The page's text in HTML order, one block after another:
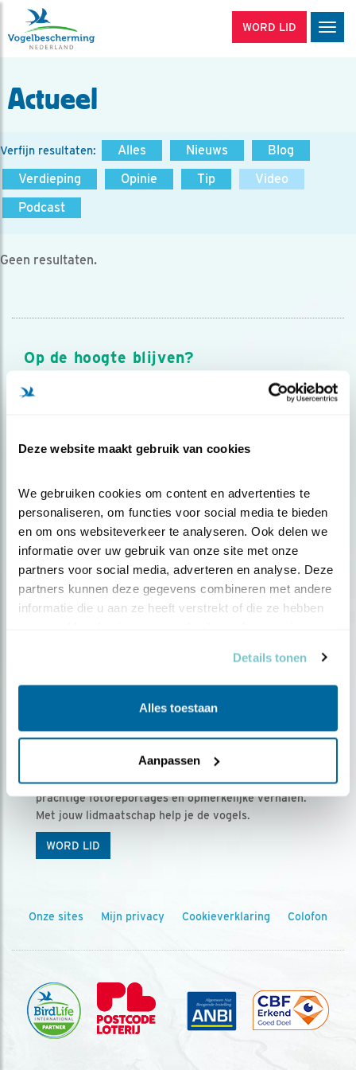
Deze website maakt gebruik van cookies
We gebruiken cookies om content en advertenties te
personaliseren, om functies voor social media te bieden
en om ons websiteverkeer te analyseren. Ook delen we
informatie over uw gebruik van onze site met onze
partners voor social media, adverteren en analyse. Deze
partners kunnen deze gegevens combineren met andere
informatie die u aan ze heeft verstrekt of die ze hebben
Details tonen
Alles toestaan
Aanpassen
WORD LID
Actueel
Verfijn resultaten: Alles Nieuws
Blog
Verdieping
Opinie Tip
Video
Podcast
Geen resultaten.
Op de hoogte blijven?
Meld je aan en ontvang nieuws, inspiratie, acties en tips
over vogels en activiteiten van Vogelbescherming.
Ontvang 5 x Vogels voor € 36,00 per jaar
Vogels is het tijdschrift voor onze leden, met
prachtige fotoreportages en opmerkelijke verhalen.
Met jouw lidmaatschap help je de vogels.
WORD LID
Onze sites Mijn privacy Cookieverklaring Colofon